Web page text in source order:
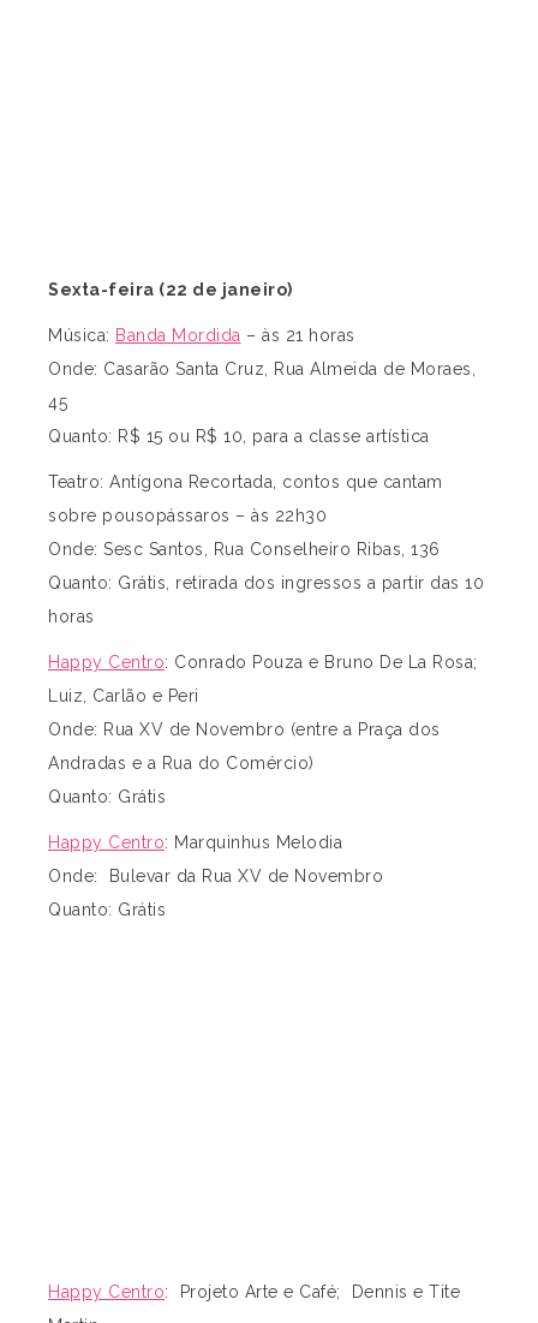
Sexta-feira (22 de janeiro)
Música: Banda Mordida – às 21 horas
Onde: Casarão Santa Cruz, Rua Almeida de Moraes,
45
Quanto: R$ 15 ou R$ 10, para a classe artística
Teatro: Antígona Recortada, contos que cantam
sobre pousopássaros – às 22h30
Onde: Sesc Santos, Rua Conselheiro Ribas, 136
Quanto: Grátis, retirada dos ingressos a partir das 10
horas
Happy Centro: Conrado Pouza e Bruno De La Rosa;
Luiz, Carlão e Peri
Onde: Rua XV de Novembro (entre a Praça dos
Andradas e a Rua do Comércio)
Quanto: Grátis
Happy Centro: Marquinhus Melodia
Onde: Bulevar da Rua XV de Novembro
Quanto: Grátis
Happy Centro: Projeto Arte e Café; Dennis e Tite